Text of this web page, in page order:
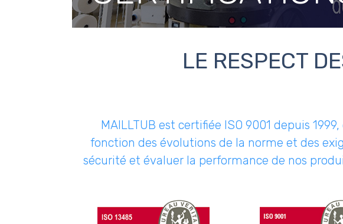
LE RESPECT
MAILLTUB est certifiée ISO 9001 depuis
fonction des évolutions de la norme et des
sécurité et évaluer la performance de nos